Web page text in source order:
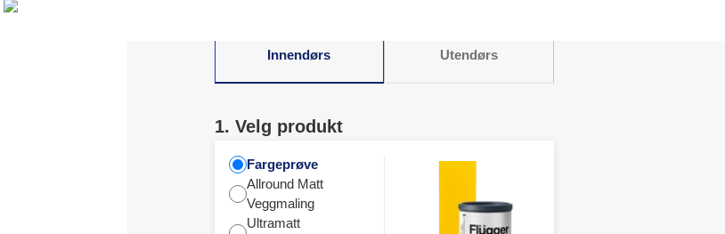
Innendørs Utendørs
1. Velg produkt
Fargeprøve
Allround Matt
Veggmaling
Ultramatt